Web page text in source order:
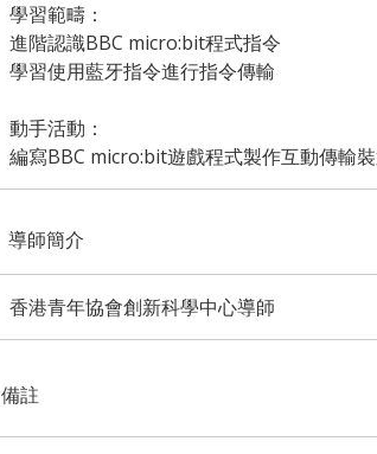
學習範疇：
進階認識BBC micro:bit程式指令
學習使用藍牙指令進行指令傳輸
動手活動：
編寫BBC micro:bit遊戲程式製作互動傳輸
導師簡介
香港青年協會創新科學中心導師
備註